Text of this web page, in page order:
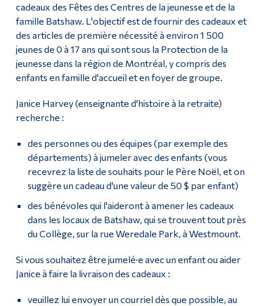
cadeaux des Fêtes des Centres de la jeunesse et de la
famille Batshaw. L'objectif est de fournir des cadeaux et
des articles de première nécessité à environ 1 500
jeunes de 0 à 17 ans qui sont sous la Protection de la
jeunesse dans la région de Montréal, y compris des
enfants en famille d'accueil et en foyer de groupe.
Janice Harvey (enseignante d'histoire à la retraite)
recherche :
des personnes ou des équipes (par exemple des
départements) à jumeler avec des enfants (vous
recevrez la liste de souhaits pour le Père Noël, et on
suggère un cadeau d'une valeur de 50 $ par enfant)
des bénévoles qui l'aideront à amener les cadeaux
dans les locaux de Batshaw, qui se trouvent tout près
du Collège, sur la rue Weredale Park, à Westmount.
Si vous souhaitez être jumelé·e avec un enfant ou aider
Janice à faire la livraison des cadeaux :
veuillez lui envoyer un courriel dès que possible, au